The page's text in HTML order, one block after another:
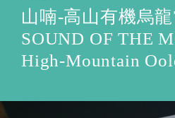
山喃-高山有機烏
SOUND OF THE
High-Mountain